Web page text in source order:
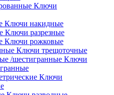
Ключи
Ключи накидные
Ключи разрезные
Ключи рожковые
Ключи трещоточные
Ключи
Ключи